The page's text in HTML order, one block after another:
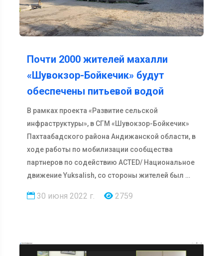
Почти 2000 жителей махалли
«Шувокзор-Бойкечик» будут
обеспечены питьевой водой
В рамках проекта «Развитие сельской
инфраструктуры», в СГМ «Шувокзор-Бойкечик»
Пахтаабадского района Андижанской области, в
ходе работы по мобилизации сообщества
партнеров по содействию ACTED/ Национальное
движение Yuksalish, со стороны жителей был …
30 июня 2022 г. 2759